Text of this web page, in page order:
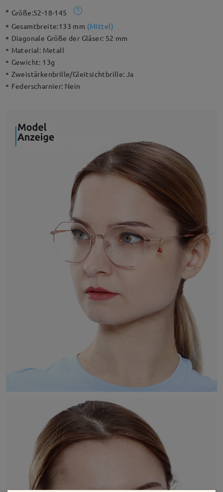
Größe:52-18-145
Gesamtbreite:133 mm (Mittel)
Diagonale Größe der Gläser: 52 mm
Material: Metall
Gewicht: 13g
Zweistärkenbrille/Gleitsichtbrille:Ja
Federscharnier: Nein